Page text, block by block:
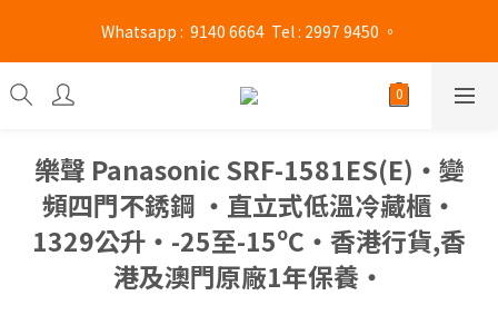
旺角門市營業時間 : (星期一至六 13:00 - 21:00 / 星期日及公眾假期
13:00 - 19:00)
Whatsapp :  9140 6664  Tel : 2997 9450 。
旺角門市營業時間 : (星期一至六 13:00 - 21:00 / 星期日及公眾假期
13:00 - 19:00)
樂聲 Panasonic SRF-1581ES(E)‧變
頻四門不銹鋼 ‧直立式低溫冷藏櫃‧
1329公升‧-25至-15ºC‧香港行貨,香
港及澳門原廠1年保養‧